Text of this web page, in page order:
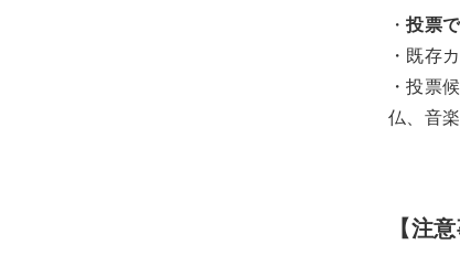
・投票
・既存
・投票
仏、音
【注